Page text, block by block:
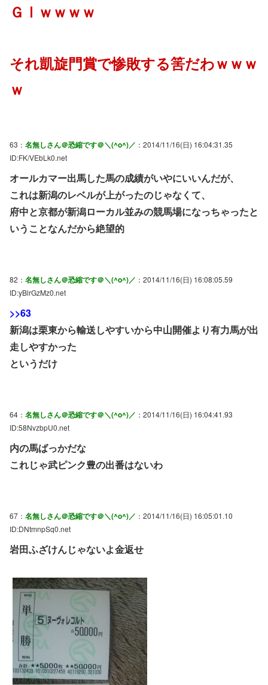
ＧⅠｗｗｗｗ
それ凱旋門賞で惨敗する筈だわｗｗｗ
ｗ
63： 名無しさん＠恐縮です＠＼(^o^)／ ：2014/11/16(日) 16:04:31.35
ID:FK/VEbLk0.net
オールカマー出馬した馬の成績がいやにいいんだが、
これは新潟のレベルが上がったのじゃなくて、
府中と京都が新潟ローカル並みの競馬場になっちゃったと
いうことなんだから絶望的
82： 名無しさん＠恐縮です＠＼(^o^)／ ：2014/11/16(日) 16:08:05.59
ID:yBlrGzMz0.net
>>63
新潟は栗東から輸送しやすいから中山開催より有力馬が出
走しやすかった
というだけ
64： 名無しさん＠恐縮です＠＼(^o^)／ ：2014/11/16(日) 16:04:41.93
ID:58NvzbpU0.net
内の馬ばっかだな
これじゃ武ピンク豊の出番はないわ
67： 名無しさん＠恐縮です＠＼(^o^)／ ：2014/11/16(日) 16:05:01.10
ID:DNtmnpSq0.net
岩田ふざけんじゃないよ金返せ